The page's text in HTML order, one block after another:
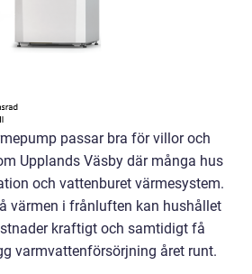
passar bra för villor och
Upplands Väsby där många hus
och vattenburet värmesystem.
värmen i frånluften kan hushållet
kraftigt och samtidigt få
varmvattenförsörjning året runt.